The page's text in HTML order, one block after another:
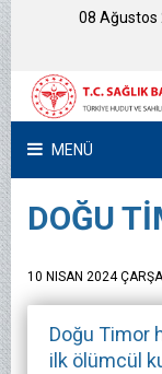
08 Ağustos
MENÜ
DOĞU
10 NISAN 2024
Doğu Timor
ilk ölümcül